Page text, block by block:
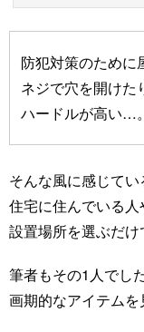
防犯対策のために
ネジで穴を開けた
ハードルが高い…。
そんな風に感じて
住宅に住んでいる
設置場所を選ぶだけ
筆者もその1人でし
画期的なアイテムを